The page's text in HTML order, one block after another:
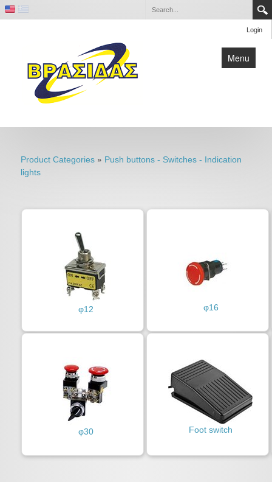
Login
Menu
Home
Company
Product Categories » Push buttons - Switches - Indication
lights
φ12 φ16
φ30 Foot switch